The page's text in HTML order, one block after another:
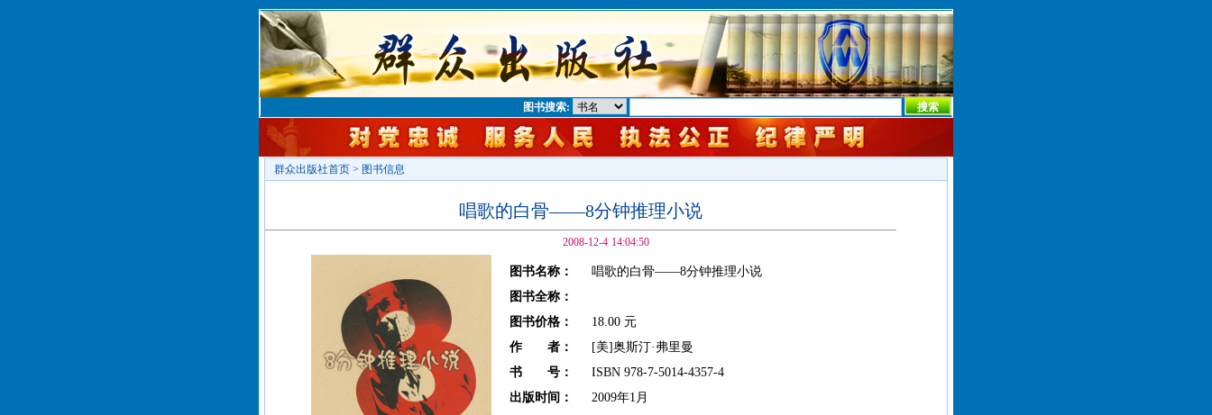
图书搜索:
群众出版社首页 > 图书信息
唱歌的白骨——8分钟推理小说
2008-12-4 14:04:50
图书名称：
唱歌的白骨——8分钟推理小说
图书全称：
图书价格：
18.00 元
作 者：
[美]奥斯汀·弗里曼
书 号：
ISBN 978-7-5014-4357-4
出版时间：
2009年1月